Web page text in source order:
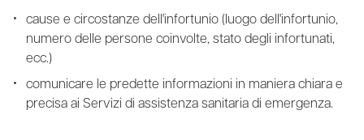
cause e circostanze dell'infortunio (luogo dell'infortunio,
numero delle persone coinvolte, stato degli infortunati,
ecc.)
comunicare le predette informazioni in maniera chiara e
precisa ai Servizi di assistenza sanitaria di emergenza.